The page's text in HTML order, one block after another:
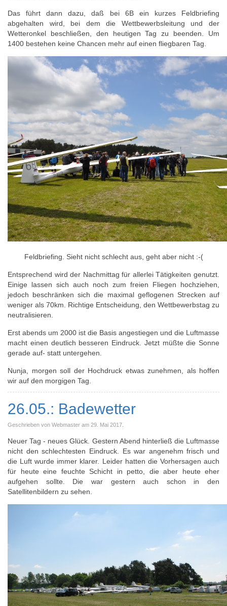
Das führt dann dazu, daß bei 6B ein kurzes Feldbriefing
abgehalten wird, bei dem die Wettbewerbsleitung und der
Wetteronkel beschließen, den heutigen Tag zu beenden. Um
1400 bestehen keine Chancen mehr auf einen fliegbaren Tag.
Feldbriefing. Sieht nicht schlecht aus, geht aber nicht :-(
Entsprechend wird der Nachmittag für allerlei Tätigkeiten genutzt.
Einige lassen sich auch noch zum freien Fliegen hochziehen,
jedoch beschränken sich die maximal geflogenen Strecken auf
weniger als 70km. Richtige Entscheidung, den Wettbewerbstag zu
neutralisieren.
Erst abends um 2000 ist die Basis angestiegen und die Luftmasse
macht einen deutlich besseren Eindruck. Jetzt müßte die Sonne
gerade auf- statt untergehen.
Nunja, morgen soll der Hochdruck etwas zunehmen, als hoffen
wir auf den morgigen Tag.
26.05.: Badewetter
Geschrieben von Webmaster am 29. Mai 2017
Neuer Tag - neues Glück. Gestern Abend hinterließ die Luftmasse
nicht den schlechtesten Eindruck. Es war angenehm frisch und
die Luft wurde immer klarer. Leider hatten die Vorhersagen auch
für heute eine feuchte Schicht in petto, die aber heute eher
aufgehen sollte. Die war gestern auch schon in den
Satellitenbildern zu sehen.